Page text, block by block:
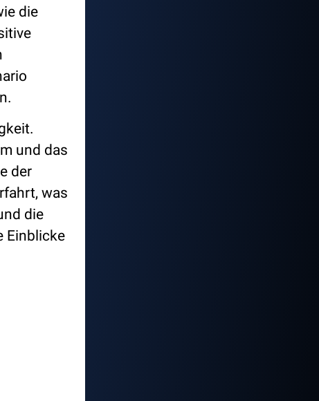
die
und das
der
was
die
Einblicke